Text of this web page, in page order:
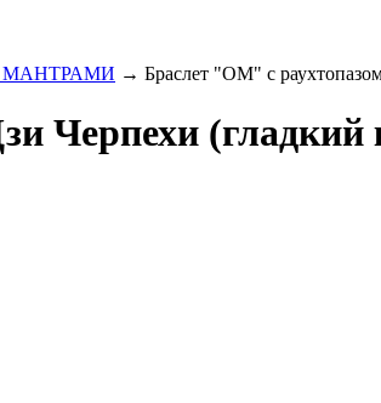
МАНТРАМИ → Браслет "ОМ" с
Черпехи (гладкий